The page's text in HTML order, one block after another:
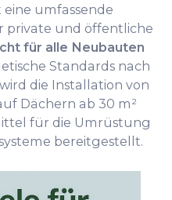
umfassende
private und öffentliche
für alle Neubauten
Standards nach
die Installation von
Dächern ab 30 m²
für die Umrüstung
bereitgestellt.